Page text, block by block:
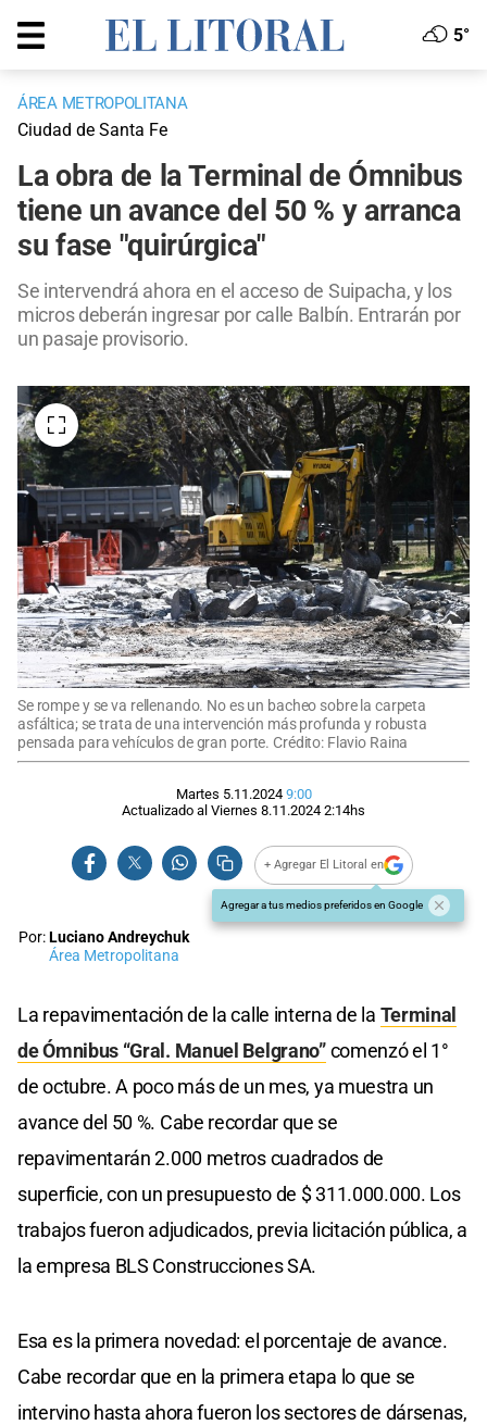
5°
ÁREA METROPOLITANA
Ciudad de Santa Fe
La obra de la Terminal de Ómnibus
tiene un avance del 50 % y arranca
su fase "quirúrgica"
Se intervendrá ahora en el acceso de Suipacha, y los
micros deberán ingresar por calle Balbín. Entrarán por
un pasaje provisorio.
Se rompe y se va rellenando. No es un bacheo sobre la carpeta
asfáltica; se trata de una intervención más profunda y robusta
pensada para vehículos de gran porte. Crédito: Flavio Raina
Martes 5.11.2024 9:00
Actualizado al Viernes 8.11.2024 2:14hs
+ Agregar El Litoral en
Agregar a tus medios preferidos en Google
Por:Luciano Andreychuk
Área Metropolitana
La repavimentación de la calle interna de la Terminal
de Ómnibus “Gral. Manuel Belgrano”comenzó el 1°
de octubre. A poco más de un mes, ya muestra un
avance del 50 %. Cabe recordar que se
repavimentarán 2.000 metros cuadrados de
superficie, con un presupuesto de $ 311.000.000. Los
trabajos fueron adjudicados, previa licitación pública, a
la empresa BLS Construcciones SA.
Esa es la primera novedad: el porcentaje de avance.
Cabe recordar que en la primera etapa lo que se
intervino hasta ahora fueron los sectores de dársenas,